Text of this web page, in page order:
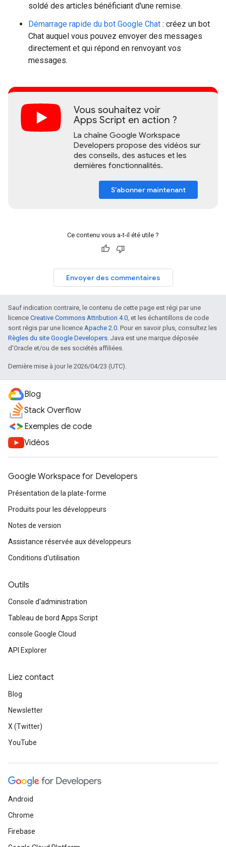
soldé des articles bénéficiant d'une remise.
Démarrage rapide du bot Google Chat : créez un bot
Chat auquel vous pouvez envoyer des messages
directement et qui répond en renvoyant vos
messages.
Vous souhaitez voir
Apps Script en action ?
La chaîne Google Workspace
Developers propose des vidéos sur
des conseils, des astuces et les
dernières fonctionnalités.
S'abonner maintenant
Ce contenu vous a-t-il été utile ?
Envoyer des commentaires
Sauf indication contraire, le contenu de cette page est régi par une
licence Creative Commons Attribution 4.0, et les échantillons de code
sont régis par une licence Apache 2.0. Pour en savoir plus, consultez les
Règles du site Google Developers. Java est une marque déposée
d'Oracle et/ou de ses sociétés affiliées.
Dernière mise à jour le 2026/04/23 (UTC).
Blog
Stack Overflow
Exemples de code
Vidéos
Google Workspace for Developers
Présentation de la plate-forme
Produits pour les développeurs
Notes de version
Assistance réservée aux développeurs
Conditions d'utilisation
Outils
Console d'administration
Tableau de bord Apps Script
console Google Cloud
API Explorer
Liez contact
Blog
Newsletter
X (Twitter)
YouTube
Android
Chrome
Firebase